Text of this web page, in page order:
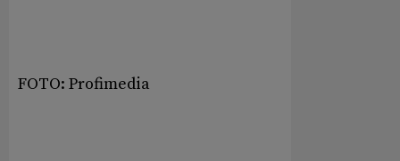
FOTO: Profimedia